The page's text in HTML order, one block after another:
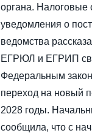
органа. Налоговые
уведомления о
ведомства
ЕГРЮЛ и ЕГРИП
Федеральным
переход на новый
2028 годы.
сообщила, что с